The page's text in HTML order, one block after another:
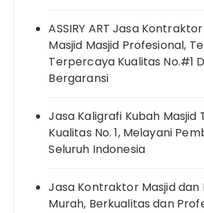
ASSIRY ART Jasa
Masjid Masjid Profesional,
Terpercaya Kualitas No.#1
Bergaransi
Jasa Kaligrafi Kubah
Kualitas No. 1, Melayani
Seluruh Indonesia
Jasa Kontraktor Masjid dan
Murah, Berkualitas dan